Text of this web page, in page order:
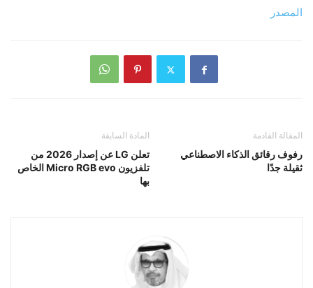
المصدر
المادة السابقة
تعلن LG عن إصدار 2026 من
تلفزيون Micro RGB evo الخاص
بها
المقالة القادمة
رفوف رقائق الذكاء الاصطناعي
ثقيلة جدًا